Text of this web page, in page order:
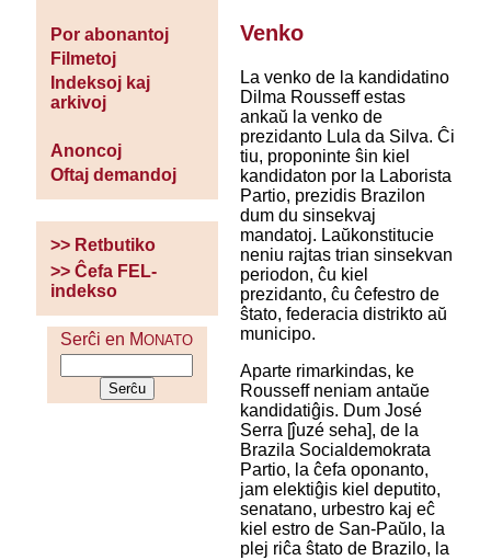
Por abonantoj
Filmetoj
Indeksoj kaj
arkivoj
Anoncoj
Oftaj demandoj
>> Retbutiko
>> Ĉefa FEL-
indekso
Serĉi en MONATO
Venko
La venko de la kandidatino
Dilma Rousseff estas
ankaŭ la venko de
prezidanto Lula da Silva. Ĉi
tiu, proponinte ŝin kiel
kandidaton por la Laborista
Partio, prezidis Brazilon
dum du sinsekvaj
mandatoj. Laŭkonstitucie
neniu rajtas trian sinsekvan
periodon, ĉu kiel
prezidanto, ĉu ĉefestro de
ŝtato, federacia distrikto aŭ
municipo.
Aparte rimarkindas, ke
Rousseff neniam antaŭe
kandidatiĝis. Dum José
Serra [ĵuzé seha], de la
Brazila Socialdemokrata
Partio, la ĉefa oponanto,
jam elektiĝis kiel deputito,
senatano, urbestro kaj eĉ
kiel estro de San-Paŭlo, la
plej riĉa ŝtato de Brazilo, la